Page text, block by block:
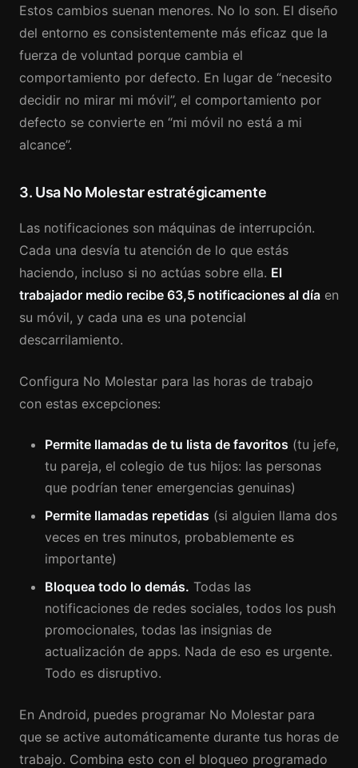
Estos cambios suenan menores. No lo son. El diseño
del entorno es consistentemente más eficaz que la
fuerza de voluntad porque cambia el
comportamiento por defecto. En lugar de “necesito
decidir no mirar mi móvil”, el comportamiento por
defecto se convierte en “mi móvil no está a mi
alcance”.
3. Usa No Molestar estratégicamente
Las notificaciones son máquinas de interrupción.
Cada una desvía tu atención de lo que estás
haciendo, incluso si no actúas sobre ella. El
trabajador medio recibe 63,5 notificaciones al día en
su móvil, y cada una es una potencial
descarrilamiento.
Configura No Molestar para las horas de trabajo
con estas excepciones:
Permite llamadas de tu lista de favoritos (tu jefe,
tu pareja, el colegio de tus hijos: las personas
que podrían tener emergencias genuinas)
Permite llamadas repetidas (si alguien llama dos
veces en tres minutos, probablemente es
importante)
Bloquea todo lo demás. Todas las
notificaciones de redes sociales, todos los push
promocionales, todas las insignias de
actualización de apps. Nada de eso es urgente.
Todo es disruptivo.
En Android, puedes programar No Molestar para
que se active automáticamente durante tus horas de
trabajo. Combina esto con el bloqueo programado